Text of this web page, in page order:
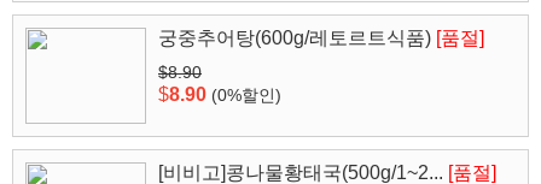
궁중추어탕(600g/레토르트식품) [품절]
$8.90
$8.90 (0%할인)
[비비고]콩나물황태국(500g/1~2... [품절]